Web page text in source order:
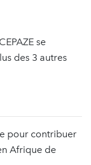
se
des 3 autres
pour contribuer
Afrique de